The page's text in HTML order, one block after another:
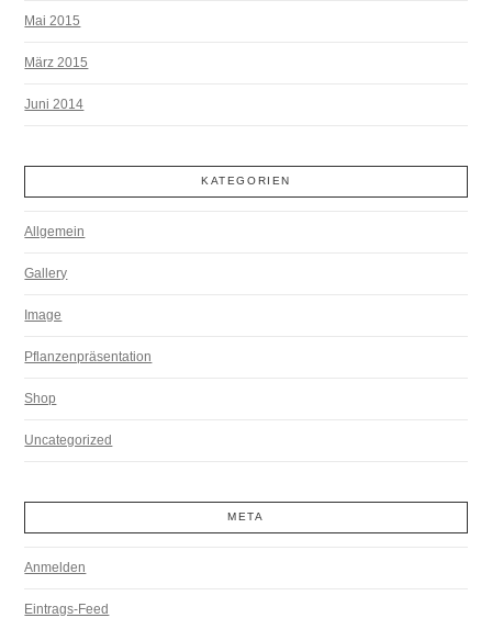
Mai 2015
März 2015
Juni 2014
KATEGORIEN
Allgemein
Gallery
Image
Pflanzenpräsentation
Shop
Uncategorized
META
Anmelden
Eintrags-Feed